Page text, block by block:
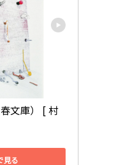
文庫） [ 村
見る